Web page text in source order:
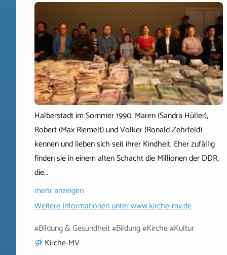
Halberstadt im Sommer 1990. Maren (Sandra Hüller),
Robert (Max Riemelt) und Volker (Ronald Zehrfeld)
kennen und lieben sich seit ihrer Kindheit. Eher zufällig
finden sie in einem alten Schacht die Millionen der DDR,
die…
mehr anzeigen
Weitere Informationen unterwww.kirche-mv.de
#Bildung & Gesundheit #Bildung #Kirche #Kultur
Kirche-MV